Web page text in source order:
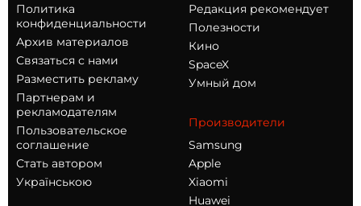
Политика
конфиденциальности
Архив материалов
Связаться с нами
Разместить рекламу
Партнерам и
рекламодателям
Пользовательское
соглашение
Стать автором
Українською
Редакция рекомендует
Полезности
Кино
SpaceX
Умный дом
Производители
Samsung
Apple
Xiaomi
Huawei